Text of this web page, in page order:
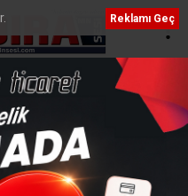
Reklamı Geç